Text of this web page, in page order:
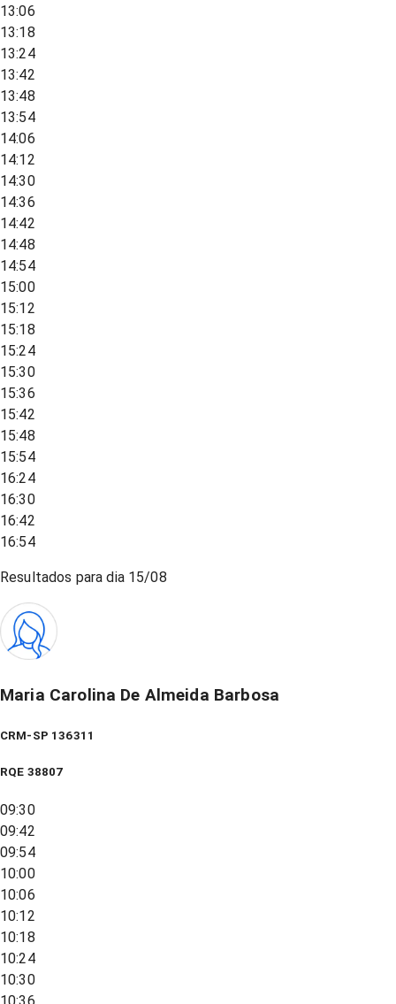
13:06
13:18
13:24
13:42
13:48
13:54
14:06
14:12
14:30
14:36
14:42
14:48
14:54
15:00
15:12
15:18
15:24
15:30
15:36
15:42
15:48
15:54
16:24
16:30
16:42
16:54
Resultados para dia 15/08
Maria Carolina De Almeida Barbosa
CRM-SP 136311
RQE 38807
09:30
09:42
09:54
10:00
10:06
10:12
10:18
10:24
10:30